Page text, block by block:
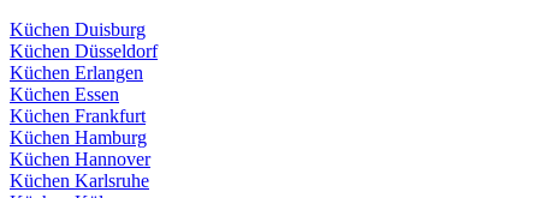
Küchen Duisburg
Küchen Düsseldorf
Küchen Erlangen
Küchen Essen
Küchen Frankfurt
Küchen Hamburg
Küchen Hannover
Küchen Karlsruhe